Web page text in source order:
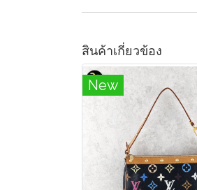
สินค้าเกี่ยวข้อง
New